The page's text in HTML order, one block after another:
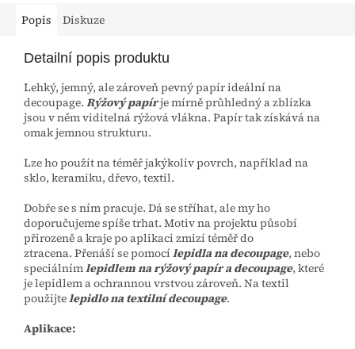
Popis Diskuze
Detailní popis produktu
Lehký, jemný, ale zároveň pevný papír ideální na
decoupage. Rýžový papírje mírně průhledný a zblízka
jsou v něm viditelná rýžová vlákna. Papír tak získává na
omak jemnou strukturu.
Lze ho použít na téměř jakýkoliv povrch, například na
sklo, keramiku, dřevo, textil.
Dobře se s ním pracuje. Dá se stříhat, ale my ho
doporučujeme spíše trhat. Motiv na projektu působí
přirozeně a kraje po aplikaci zmizí téměř do
ztracena. Přenáší se pomocí lepidla na decoupage, nebo
speciálnímlepidlem na rýžový papír a decoupage, které
je lepidlem a ochrannou vrstvou zároveň. Na textil
použijtelepidlo na textilní decoupage.
Aplikace: